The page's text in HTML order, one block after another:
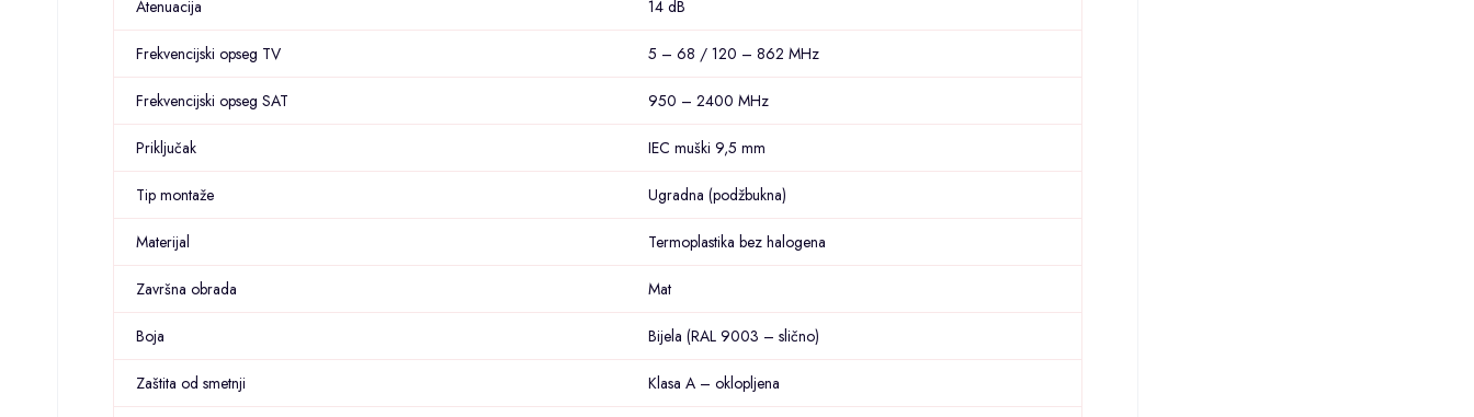
Atenuacija 14 dB
Frekvencijski opseg TV 5 – 68 / 120 – 862 MHz
Frekvencijski opseg SAT 950 – 2400 MHz
Priključak IEC muški 9,5 mm
Tip montaže Ugradna (podžbukna)
Materijal Termoplastika bez halogena
Završna obrada Mat
Boja Bijela (RAL 9003 – slično)
Zaštita od smetnji Klasa A – oklopljena